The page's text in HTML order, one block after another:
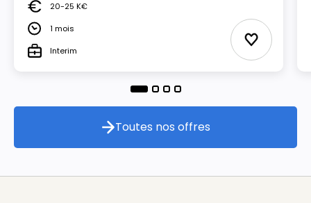
Salaire20-25 K€
Durée1 mois
TypeInterim Ajouter
Toutes nos offres
Toutes nos offres